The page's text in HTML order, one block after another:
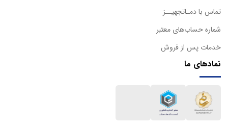
تماس با دمـاتجهیــز
شماره حساب‌های معتبر
خدمات پس از فروش
نمادهای ما